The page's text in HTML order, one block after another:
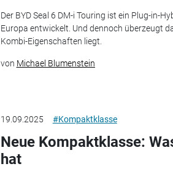
Der BYD Seal 6 DM-i Touring ist ein Plug-in-
Europa entwickelt. Und dennoch überzeugt
Kombi-Eigenschaften liegt.
von Michael Blumenstein
19.09.2025 #Kompaktklasse
Neue Kompaktklasse:
hat